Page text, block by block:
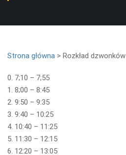
Strona główna > Rozkład dzwonków
0. 7;10 – 7;55
1. 8;00 – 8:45
2. 9:50 – 9:35
3. 9:40 – 10:25
4. 10:40 – 11:25
5. 11:30 – 12:15
6. 12:20 – 13:05